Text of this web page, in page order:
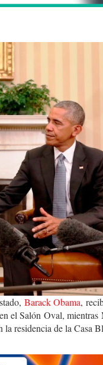
Barack Obama,
el Salón Oval,
residencia de la Casa